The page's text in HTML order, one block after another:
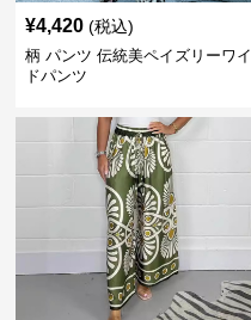
¥4,420 (税込)
柄 パンツ 伝統美ペイズリーワイ
ドパンツ